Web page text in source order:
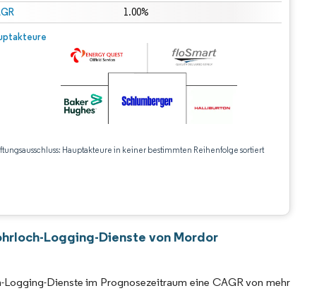
1.00%
Hauptakteure in keiner bestimmten Reihenfolge sortiert
Logging-Dienste von Mordor
Dienste im Prognosezeitraum eine CAGR von mehr